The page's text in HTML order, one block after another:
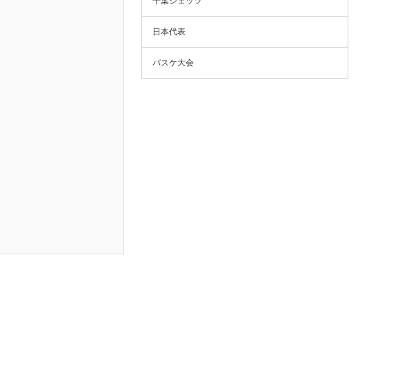
日本代表
バスケ大会